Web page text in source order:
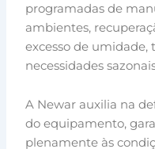
programadas de
ambientes,
excesso de umidade,
necessidades
A Newar auxilia na
do equipamento,
plenamente às